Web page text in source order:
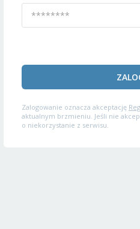
Zalogowanie oznacza akceptację
aktualnym brzmieniu. Jeśli nie
o niekorzystanie z serwisu.